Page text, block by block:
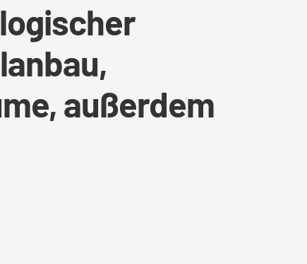
außerdem